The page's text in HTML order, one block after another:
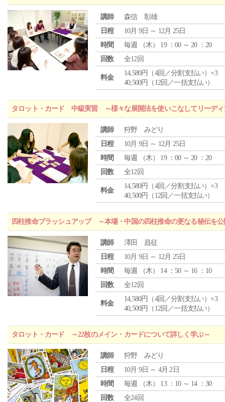
講師
森信 彰雄
日程
10月 9日 ～ 12月 25日
時間
毎週 （木） 19 ：00 ～ 20 ：20
回数
全12回
料金
14,580円（4回／分割支払い）×3
40,500円（12回／一括支払い）
タロット・カード 中級実習 ～様々な展開法を使いこなしてリーディ
講師
狩野 みどり
日程
10月 9日 ～ 12月 25日
時間
毎週 （木） 19 ：00 ～ 20 ：20
回数
全12回
料金
14,580円（4回／分割支払い）×3
40,500円（12回／一括支払い）
四柱推命ブラッシュアップ ～本場・中国の四柱推命の更なる秘伝を
講師
澤田 昌征
日程
10月 9日 ～ 12月 25日
時間
毎週 （木） 14 ：50 ～ 16 ：10
回数
全12回
料金
14,580円（4回／分割支払い）×3
40,500円（12回／一括支払い）
タロット・カード ～22枚のメイン・カードについて詳しく学ぶ～
講師
狩野 みどり
日程
10月 9日 ～ 4月 2日
時間
毎週 （木） 13 ：10 ～ 14 ：30
回数
全24回